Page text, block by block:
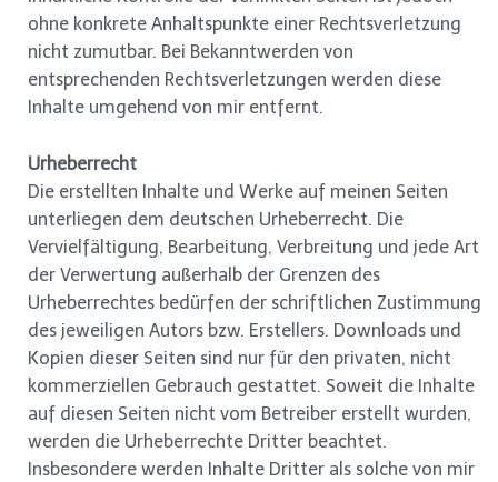
ohne konkrete Anhaltspunkte einer Rechtsverletzung
nicht zumutbar. Bei Bekanntwerden von
entsprechenden Rechtsverletzungen werden diese
Inhalte umgehend von mir entfernt.
Urheberrecht
Die erstellten Inhalte und Werke auf meinen Seiten
unterliegen dem deutschen Urheberrecht. Die
Vervielfältigung, Bearbeitung, Verbreitung und jede Art
der Verwertung außerhalb der Grenzen des
Urheberrechtes bedürfen der schriftlichen Zustimmung
des jeweiligen Autors bzw. Erstellers. Downloads und
Kopien dieser Seiten sind nur für den privaten, nicht
kommerziellen Gebrauch gestattet. Soweit die Inhalte
auf diesen Seiten nicht vom Betreiber erstellt wurden,
werden die Urheberrechte Dritter beachtet.
Insbesondere werden Inhalte Dritter als solche von mir